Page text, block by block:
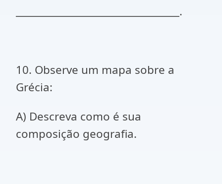
_________________________________.
10. Observe um mapa sobre a
Grécia:
A) Descreva como é sua
composição geografia.